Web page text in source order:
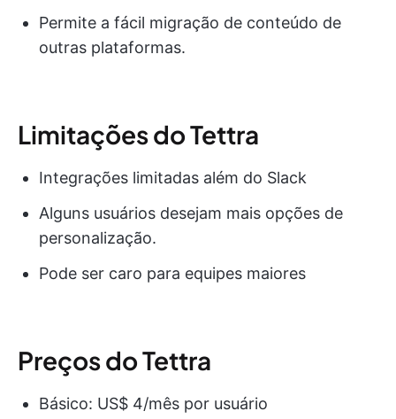
Permite a fácil migração de conteúdo de
outras plataformas.
Limitações do Tettra
Integrações limitadas além do Slack
Alguns usuários desejam mais opções de
personalização.
Pode ser caro para equipes maiores
Preços do Tettra
Básico: US$ 4/mês por usuário